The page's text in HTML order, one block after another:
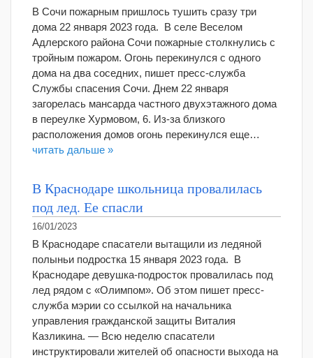
В Сочи пожарным пришлось тушить сразу три
дома 22 января 2023 года. В селе Веселом
Адлерского района Сочи пожарные столкнулись с
тройным пожаром. Огонь перекинулся с одного
дома на два соседних, пишет пресс-служба
Службы спасения Сочи. Днем 22 января
загорелась мансарда частного двухэтажного дома
в переулке Хурмовом, 6. Из-за близкого
расположения домов огонь перекинулся еще…
читать дальше »
В Краснодаре школьница провалилась
под лед. Ее спасли
16/01/2023
В Краснодаре спасатели вытащили из ледяной
полыньи подростка 15 января 2023 года. В
Краснодаре девушка-подросток провалилась под
лед рядом с «Олимпом». Об этом пишет пресс-
служба мэрии со ссылкой на начальника
управления гражданской защиты Виталия
Казликина. — Всю неделю спасатели
инструктировали жителей об опасности выхода на